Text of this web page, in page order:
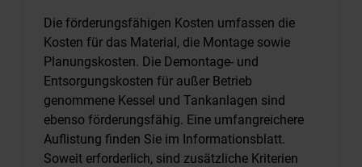
Die förderungsfähigen Kosten umfassen die
Kosten für das Material, die Montage sowie
Planungskosten. Die Demontage- und
Entsorgungskosten für außer Betrieb
genommene Kessel und Tankanlagen sind
ebenso förderungsfähig. Eine umfangreichere
Auflistung finden Sie im Informationsblatt.
Soweit erforderlich, sind zusätzliche Kriterien